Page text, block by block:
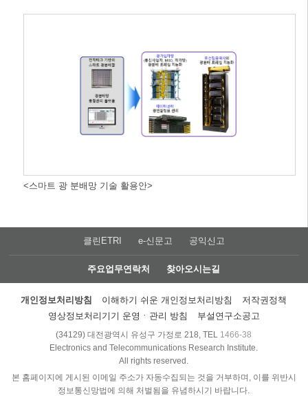
<스마트 광 분배망 기술 활용안>
클린ETRI e-신문고 공익신고
주요업무연락처 찾아오시는길
개인정보처리방침 이해하기 쉬운 개인정보처리방침
저작권정책
영상정보처리기기 운영ㆍ관리 방침
부설연구소공고
(34129) 대전광역시 유성구 가정로 218, TEL 1466-38
Electronics and Telecommunications Research Institute.
All rights reserved.
본 홈페이지에 게시된 이메일 주소가 자동수집되는 것을 거부하며, 이를 위반시
정보통신망법에 의해 처벌됨을 유념하시기 바랍니다.